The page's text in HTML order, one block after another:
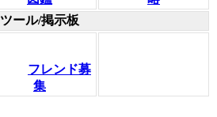
ツール/掲示板
フレンド募
集